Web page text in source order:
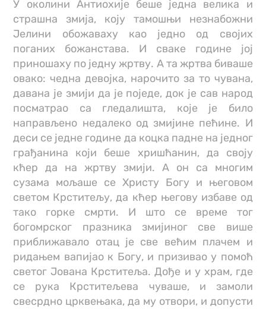
У околини Антиохије беше једна велика и
страшна змија, коју тамошњи незнабожни
Јелини обожаваху као једно од својих
поганих божанстава. И сваке године јој
приношаху по једну жртву. А та жртва биваше
овако: чедна девојка, нарочито за то чувана,
давана је змији да је поједе, док је сав народ
посматрао са гледалишта, које је било
направљено недалеко од змијине пећине. И
деси се једне године да коцка падне на једног
грађанина који беше хришћанин, да своју
кћер да на жртву змији. А он са многим
сузама мољаше се Христу Богу и његовом
светом Крститељу, да кћер његову избаве од
тако горке смрти. И што се време тог
богомрског празника змијиног све више
приближавало отац је све већим плачем и
ридањем вапијао к Богу, и призивао у помоћ
светог Јована Крститеља. Дође и у храм, где
се рука Крститељева чуваше, и замоли
свесрдно црквењака, да му отвори, и допусти